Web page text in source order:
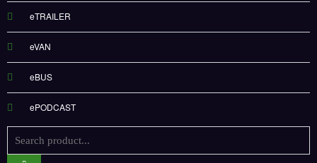
eTRAILER
eVAN
eBUS
ePODCAST